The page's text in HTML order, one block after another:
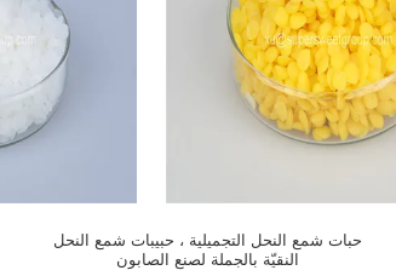
حبات شمع النحل التجميلية ، حبيبات شمع النحل
النقيّة بالجملة لصنع الصابون